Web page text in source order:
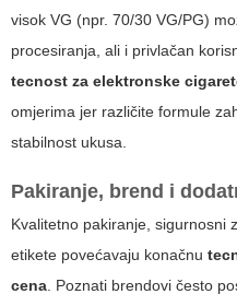
visok VG (npr. 70/30 VG/PG)
procesiranja, ali i privlačan
tecnost za elektronske
omjerima jer različite formule
stabilnost ukusa.
Pakiranje, brend i
Kvalitetno pakiranje, sigurnosni
etikete povećavaju konačnu
cena. Poznati brendovi često